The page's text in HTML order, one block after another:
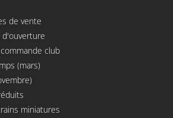
de vente
club
(mars)
miniatures